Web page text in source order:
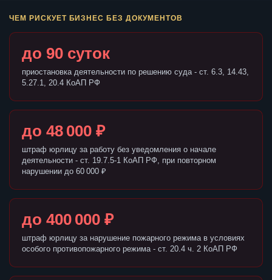
ЧЕМ РИСКУЕТ БИЗНЕС БЕЗ ДОКУМЕНТОВ
до 90 суток
приостановка деятельности по решению суда - ст. 6.3, 14.43,
5.27.1, 20.4 КоАП РФ
до 48 000 ₽
штраф юрлицу за работу без уведомления о начале
деятельности - ст. 19.7.5-1 КоАП РФ, при повторном
нарушении до 60 000 ₽
до 400 000 ₽
штраф юрлицу за нарушение пожарного режима в условиях
особого противопожарного режима - ст. 20.4 ч. 2 КоАП РФ